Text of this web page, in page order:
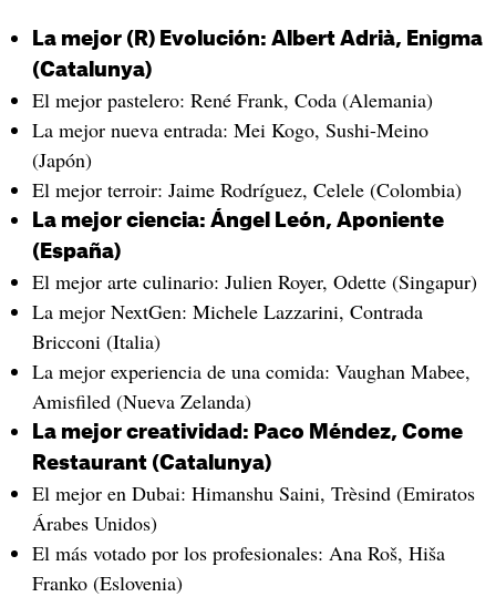
La mejor (R) Evolución: Albert Adrià, Enigma
(Catalunya)
El mejor pastelero: René Frank, Coda (Alemania)
La mejor nueva entrada: Mei Kogo, Sushi-Meino
(Japón)
El mejor terroir: Jaime Rodríguez, Celele (Colombia)
La mejor ciencia: Ángel León, Aponiente
(España)
El mejor arte culinario: Julien Royer, Odette (Singapur)
La mejor NextGen: Michele Lazzarini, Contrada
Bricconi (Italia)
La mejor experiencia de una comida: Vaughan Mabee,
Amisfiled (Nueva Zelanda)
La mejor creatividad: Paco Méndez, Come
Restaurant (Catalunya)
El mejor en Dubai: Himanshu Saini, Trèsind (Emiratos
Árabes Unidos)
El más votado por los profesionales: Ana Roš, Hiša
Franko (Eslovenia)